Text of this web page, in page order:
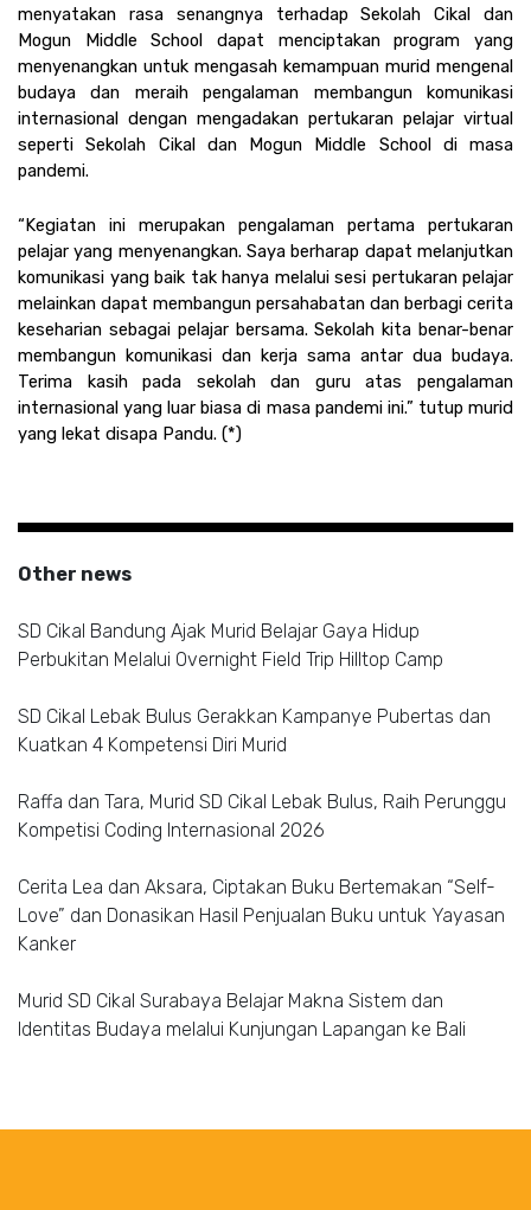
menyatakan rasa senangnya terhadap Sekolah Cikal dan
Mogun Middle School dapat menciptakan program yang
menyenangkan untuk mengasah kemampuan murid mengenal
budaya dan meraih pengalaman membangun komunikasi
internasional dengan mengadakan pertukaran pelajar virtual
seperti Sekolah Cikal dan Mogun Middle School di masa
pandemi.
“Kegiatan ini merupakan pengalaman pertama pertukaran
pelajar yang menyenangkan. Saya berharap dapat melanjutkan
komunikasi yang baik tak hanya melalui sesi pertukaran pelajar
melainkan dapat membangun persahabatan dan berbagi cerita
keseharian sebagai pelajar bersama. Sekolah kita benar-benar
membangun komunikasi dan kerja sama antar dua budaya.
Terima kasih pada sekolah dan guru atas pengalaman
internasional yang luar biasa di masa pandemi ini.” tutup murid
yang lekat disapa Pandu. (*)
Other news
SD Cikal Bandung Ajak Murid Belajar Gaya Hidup
Perbukitan Melalui Overnight Field Trip Hilltop Camp
SD Cikal Lebak Bulus Gerakkan Kampanye Pubertas dan
Kuatkan 4 Kompetensi Diri Murid
Raffa dan Tara, Murid SD Cikal Lebak Bulus, Raih Perunggu
Kompetisi Coding Internasional 2026
Cerita Lea dan Aksara, Ciptakan Buku Bertemakan “Self-
Love” dan Donasikan Hasil Penjualan Buku untuk Yayasan
Kanker
Murid SD Cikal Surabaya Belajar Makna Sistem dan
Identitas Budaya melalui Kunjungan Lapangan ke Bali